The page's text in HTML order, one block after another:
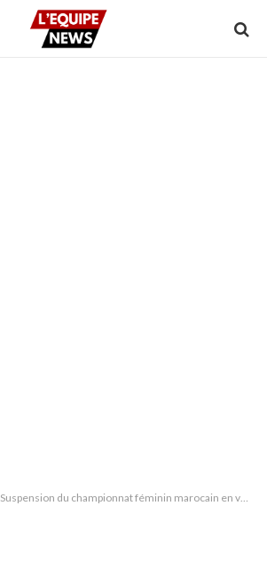
Suspension du championnat féminin marocain en vue des échéances continentales